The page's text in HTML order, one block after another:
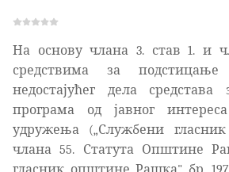
На основу члана 3. став 1. и
средствима за
недостајућег дела
програма од јавног
удружења („Службени гласник
члана 55. Статута Општине